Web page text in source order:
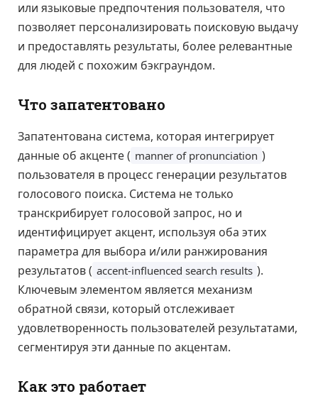
или языковые предпочтения пользователя, что
позволяет персонализировать поисковую выдачу
и предоставлять результаты, более релевантные
для людей с похожим бэкграундом.
Что запатентовано
Запатентована система, которая интегрирует
данные об акценте ( manner of pronunciation )
пользователя в процесс генерации результатов
голосового поиска. Система не только
транскрибирует голосовой запрос, но и
идентифицирует акцент, используя оба этих
параметра для выбора и/или ранжирования
результатов ( accent-influenced search results ).
Ключевым элементом является механизм
обратной связи, который отслеживает
удовлетворенность пользователей результатами,
сегментируя эти данные по акцентам.
Как это работает